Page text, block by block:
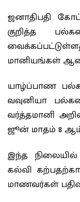
ஜனாதிபதி
குறித்த
மானியங்கள்
யாழ்ப்பாண
வவுனியா
வர்த்தமானி
ஜூன் மாதம் 8 ஆம்
இந்த
கல்வி
மாணவர்கள்